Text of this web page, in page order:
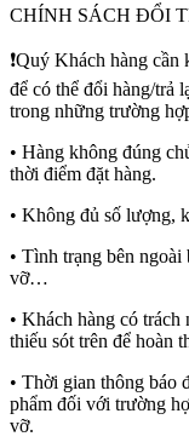
CHÍNH SÁCH ĐỔI
❗Quý Khách hàng
để có thể đổi hàng/trả
trong những trường
• Hàng không đúng
thời điểm đặt hàng.
• Không đủ số lượng,
• Tình trạng bên
vỡ…
• Khách hàng có
thiếu sót trên để hoàn
• Thời gian thông báo
phẩm đối với trường
vỡ.